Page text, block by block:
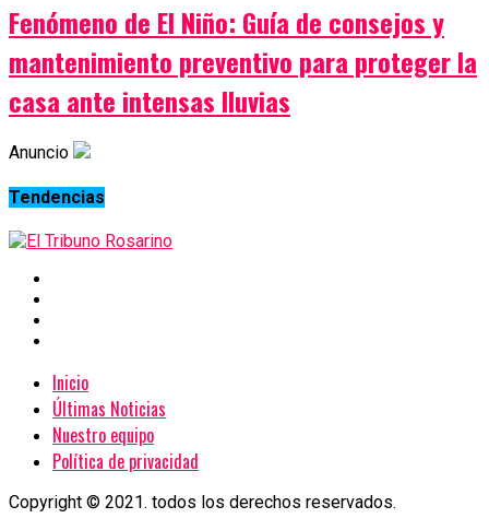
Fenómeno de El Niño: Guía de consejos y
mantenimiento preventivo para proteger la
casa ante intensas lluvias
Anuncio
Tendencias
Inicio
Últimas Noticias
Nuestro equipo
Política de privacidad
Copyright © 2021. todos los derechos reservados.